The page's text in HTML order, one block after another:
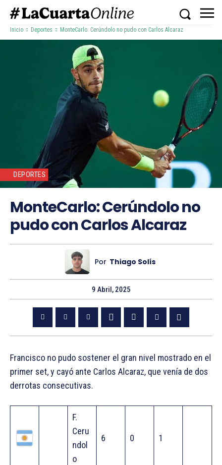
Inicio Deportes MonteCarlo: Cerúndolo no pudo con Carlos Alcaraz
DEPORTES
MonteCarlo: Cerúndolo no
pudo con Carlos Alcaraz
Por Thiago Solís
9 Abril, 2025
Francisco no pudo sostener el gran nivel mostrado en el
primer set, y cayó ante Carlos Alcaraz, que venía de dos
derrotas consecutivas.
F.
Ceru
ndol
o
6 0 1